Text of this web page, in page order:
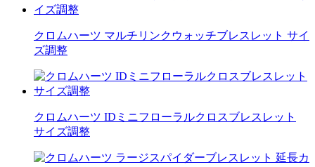
クロムハーツ マルチリンクウォッチブレスレット サイ
ズ調整
クロムハーツ IDミニフローラルクロスブレスレット
サイズ調整